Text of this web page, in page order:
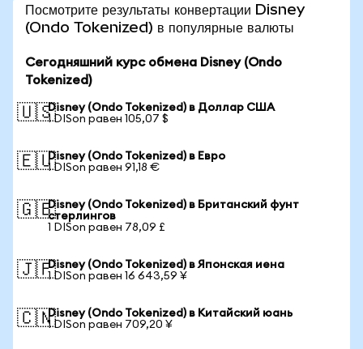
Посмотрите результаты конвертации Disney
(Ondo Tokenized) в популярные валюты
Сегодняшний курс обмена Disney (Ondo
Tokenized)
🇺🇸Disney (Ondo Tokenized) в Доллар США
1 DISon равен 105,07 $
🇪🇺Disney (Ondo Tokenized) в Евро
1 DISon равен 91,18 €
🇬🇧Disney (Ondo Tokenized) в Британский фунт
стерлингов
1 DISon равен 78,09 £
🇯🇵Disney (Ondo Tokenized) в Японская иена
1 DISon равен 16 643,59 ¥
🇨🇳Disney (Ondo Tokenized) в Китайский юань
1 DISon равен 709,20 ¥